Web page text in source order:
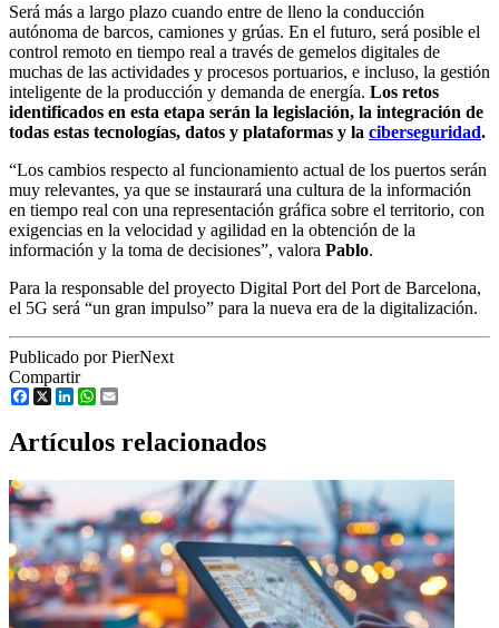
Será más a largo plazo cuando entre de lleno la conducción
autónoma de barcos, camiones y grúas. En el futuro, será posible el
control remoto en tiempo real a través de gemelos digitales de
muchas de las actividades y procesos portuarios, e incluso, la gestión
inteligente de la producción y demanda de energía. Los retos
identificados en esta etapa serán la legislación, la integración de
todas estas tecnologías, datos y plataformas y la ciberseguridad.
“Los cambios respecto al funcionamiento actual de los puertos serán
muy relevantes, ya que se instaurará una cultura de la información
en tiempo real con una representación gráfica sobre el territorio, con
exigencias en la velocidad y agilidad en la obtención de la
información y la toma de decisiones”, valora Pablo.
Para la responsable del proyecto Digital Port del Port de Barcelona,
el 5G será “un gran impulso” para la nueva era de la digitalización.
Publicado por PierNext
Compartir
Facebook
X LinkedInWhatsApp
Artículos relacionados